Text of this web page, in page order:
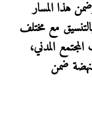
هذا المسار
مع مختلف
المدني،
ضمن